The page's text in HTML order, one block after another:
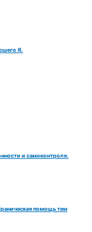
Я.
и самоконтроля.
помощь тем